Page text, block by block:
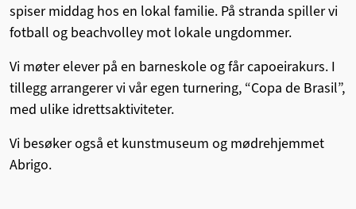
spiser middag hos en lokal familie. På stranda spiller vi
fotball og beachvolley mot lokale ungdommer.
Vi møter elever på en barneskole og får capoeirakurs. I
tillegg arrangerer vi vår egen turnering, “Copa de Brasil”,
med ulike idrettsaktiviteter.
Vi besøker også et kunstmuseum og mødrehjemmet
Abrigo.